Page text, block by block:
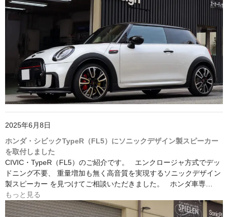
2025年6月8日
ホンダ・シビックTypeR（FL5）にソニックデザイン製スピーカー
を取付しました
CIVIC・TypeR（FL5）のご紹介です。 エンクロージャ方式でデッ
ドニング不要、 重量増加も無く高音質を実現するソニックデザイン
製スピーカー を見つけてご相談いただきました。 ホンダ車専…
もっと見る